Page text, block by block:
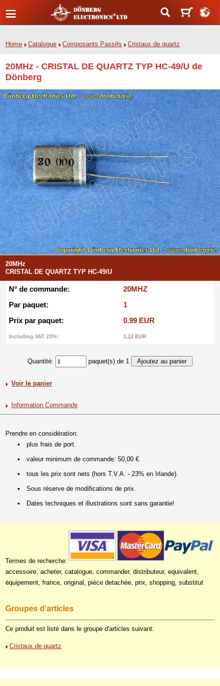
Home Catalogue Composants Passifs Cristaux de quartz
20MHz - CRISTAL DE QUARTZ TYP HC-49/U de
Dönberg
20MHz
CRISTAL DE QUARTZ TYP HC-49/U
N° de commande:
20MHZ
Par paquet:
1
Prix par paquet:
0.99 EUR
Including VAT 23%: 1.22 EUR
Quantité: paquet(s) de 1
Voir le panier
Information Commande
Prendre en considération:
plus frais de port.
valeur minimum de commande: 50,00 €.
tous les prix sont nets (hors T.V.A. - 23% en Irlande).
Sous réserve de modifications de prix.
Dates techniques et illustrations sont sans garantie!
Termes de recherche:
accessoire, acheter, catalogue, commander, distributeur, equivalent,
équipement, france, original, pièce detachée, prix, shopping, substitut
Groupes d'articles
Ce produit est listé dans le groupe d'articles suivant:
Cristaux de quartz